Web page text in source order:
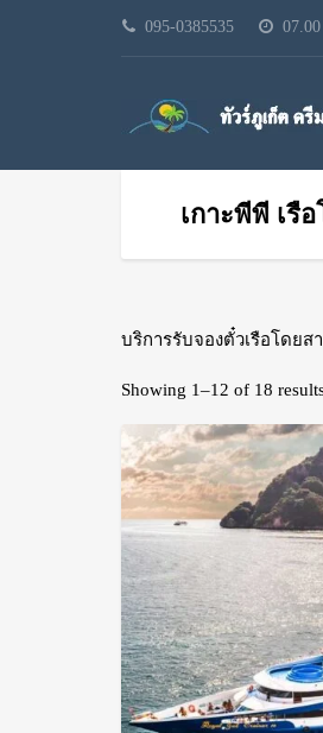
095-0385535
เกาะพีพี เรื
บริการรับจองตั๋วเรือโดย
Showing 1–12 of 18